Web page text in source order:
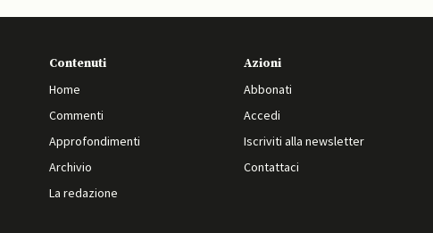
Contenuti
Home
Commenti
Approfondimenti
Archivio
La redazione
Azioni
Abbonati
Accedi
Iscriviti alla newsletter
Contattaci